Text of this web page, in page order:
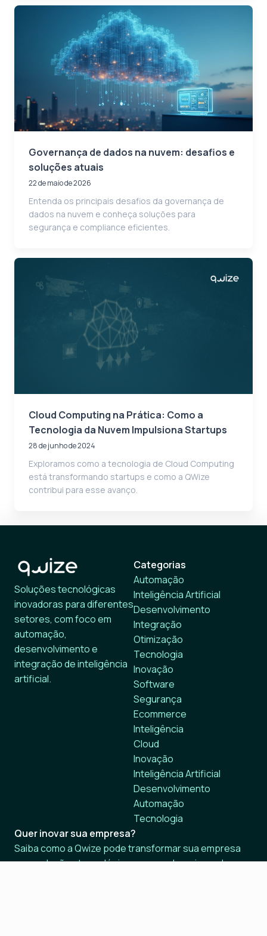
Governança de dados na nuvem: desafios e
soluções atuais
22 de maio de 2026
Entenda os principais desafios da governança de
dados na nuvem e conheça soluções para
segurança e compliance eficientes.
Cloud Computing na Prática: Como a
Tecnologia da Nuvem Impulsiona Startups
28 de junho de 2024
Exploramos como a tecnologia de Cloud Computing
está transformando startups e como a QWize
contribui para esse avanço.
Soluções tecnológicas
inovadoras para diferentes
setores, com foco em
automação,
desenvolvimento e
integração de inteligência
artificial.
Categorias
Automação
Inteligência Artificial
Desenvolvimento
Integração
Otimização
Tecnologia
Inovação
Software
Segurança
Ecommerce
Inteligência
Cloud
Inovação
Inteligência Artificial
Desenvolvimento
Automação
Tecnologia
Quer inovar sua empresa?
Saiba como a Qwize pode transformar sua empresa
com soluções tecnológicas avançadas e inovadoras.